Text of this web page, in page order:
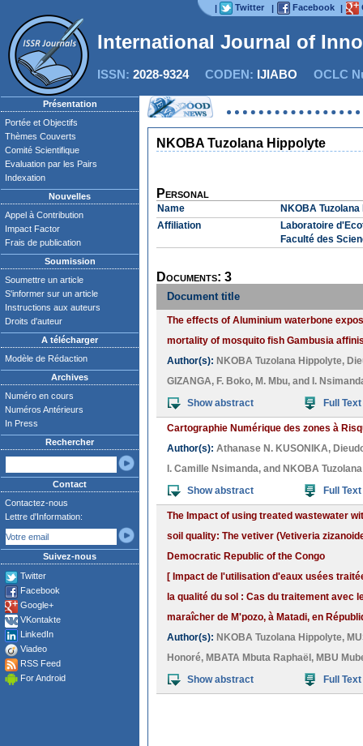
| Twitter | Facebook |
International Journal of
ISSN: 2028-9324CODEN: IJIABO OCLC
Présentation
Portée et Objectifs
Thèmes Couverts
Comité Scientifique
Evaluation par les Pairs
Indexation
Nouvelles
Appel à Contribution
Impact Factor
Frais de publication
Soumission
Soumettre un article
S'informer sur un article
Instructions aux auteurs
Droits d'auteur
A télécharger
Modèle de Rédaction
Archives
Numéro en cours
Numéros Antérieurs
In Press
Rechercher
Contact
Contactez-nous
Lettre d'Information:
Suivez-nous
Twitter
Facebook
Google+
VKontakte
LinkedIn
Viadeo
RSS Feed
For Android
NKOBA Tuzolana Hippolyte
Personal
Name
NKOBA
Affiliation
Laboratoire
Faculté des
Documents: 3
Document title
The effects of Aluminium waterbone
mortality of mosquito fish Gambusia
Author(s): NKOBA Tuzolana Hippolyte,
GIZANGA, F. Boko, M. Mbu, and
I.
Show abstract
Full Text
Cartographie Numérique des zones à
Author(s): Athanase N. KUSONIKA,
I. Camille Nsimanda, and NKOBA
Show abstract
Full Text
The Impact of using treated wastewater
soil quality: The vetiver (Vetiveria
Democratic Republic of the Congo
[ Impact de l'utilisation d'eaux usées
la qualité du sol : Cas du traitement avec
maraîcher de M'pozo, à Matadi, en
Author(s): NKOBA Tuzolana Hippolyte,
Honoré, MBATA Mbuta Raphaël , MBU
Show abstract
Full Text